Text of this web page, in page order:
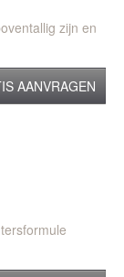
zijn en
AANVRAGEN